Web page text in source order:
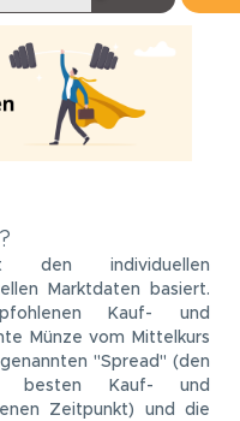
den individuellen
Marktdaten basiert.
Kauf- und
Münze vom Mittelkurs
"Spread" (den
besten Kauf- und
Zeitpunkt) und die